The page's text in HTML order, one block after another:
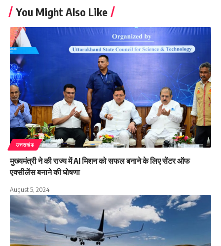
You Might Also Like
उत्तराखंड
मुख्यमंत्री ने की राज्य में AI मिशन को सफल बनाने के लिए सेंटर ऑफ
एक्सीलेंस बनाने की घोषणा
August 5, 2024